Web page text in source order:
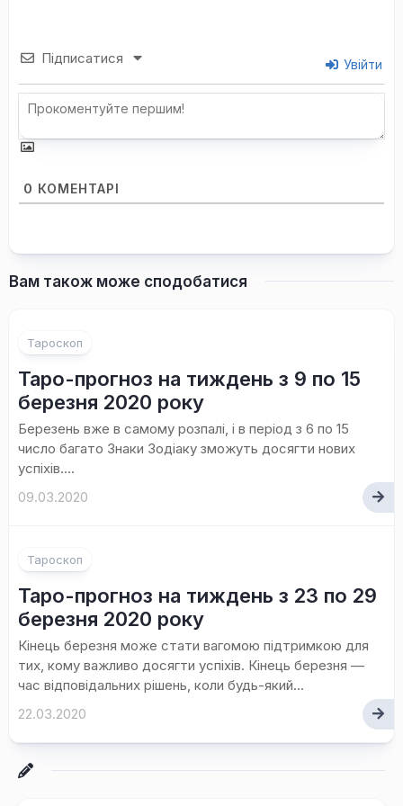
Підписатися Увійти
0 КОМЕНТАРІ
Вам також може сподобатися
Тароскоп
Таро-прогноз на тиждень з 9 по 15
березня 2020 року
Березень вже в самому розпалі, і в період з 6 по 15
число багато Знаки Зодіаку зможуть досягти нових
успіхів....
09.03.2020
Тароскоп
Таро-прогноз на тиждень з 23 по 29
березня 2020 року
Кінець березня може стати вагомою підтримкою для
тих, кому важливо досягти успіхів. Кінець березня —
час відповідальних рішень, коли будь-який...
22.03.2020